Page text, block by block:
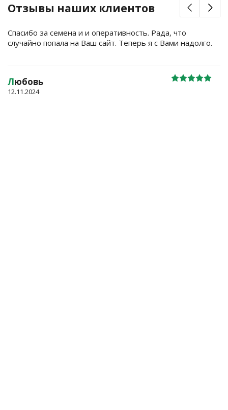
Отзывы наших клиентов
Спасибо за семена и и оперативность. Рада, что
случайно попала на Ваш сайт. Теперь я с Вами надолго.
Любовь
12.11.2024